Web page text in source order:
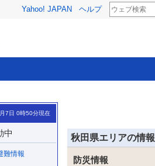
Yahoo! JAPAN ヘルプ
7日 0時50分現在
中
難情報
秋田県エリアの情報
防災情報